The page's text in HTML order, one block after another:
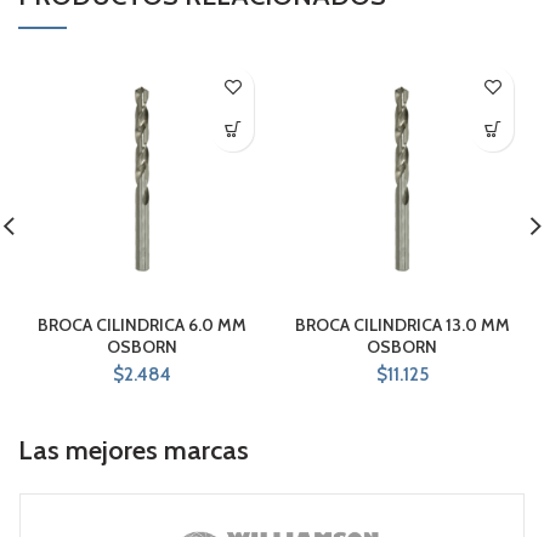
BROCA CILINDRICA 6.0 MM
OSBORN
$2.484
BROCA CILINDRICA 13.0 MM
OSBORN
$11.125
Las mejores marcas